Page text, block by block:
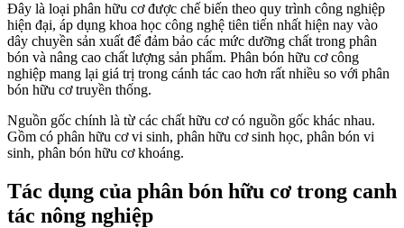
Đây là loại phân hữu cơ được chế biến theo quy trình công nghiệp
hiện đại, áp dụng khoa học công nghệ tiên tiến nhất hiện nay vào
dây chuyền sản xuất để đảm bảo các mức dưỡng chất trong phân
bón và nâng cao chất lượng sản phẩm. Phân bón hữu cơ công
nghiệp mang lại giá trị trong cánh tác cao hơn rất nhiều so với phân
bón hữu cơ truyền thống.
Nguồn gốc chính là từ các chất hữu cơ có nguồn gốc khác nhau.
Gồm có phân hữu cơ vi sinh, phân hữu cơ sinh học, phân bón vi
sinh, phân bón hữu cơ khoáng.
Tác dụng của phân bón hữu cơ trong canh
tác nông nghiệp